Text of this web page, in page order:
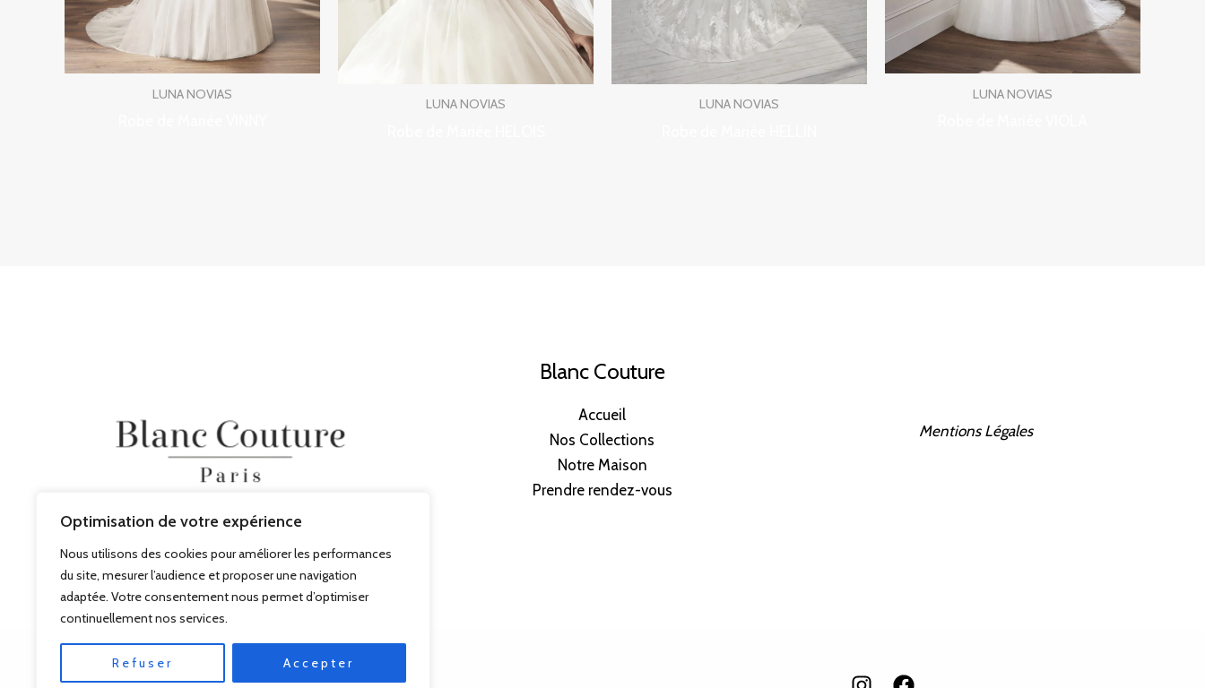
Optimisation de votre expérience
Nous utilisons des cookies pour améliorer les performances
du site, mesurer l’audience et proposer une navigation
adaptée. Votre consentement nous permet d’optimiser
continuellement nos services.
Refuser Accepter
LUNA NOVIAS
LUNA NOVIAS LUNA NOVIAS
LUNA NOVIAS
Blanc Couture
Accueil
Nos Collections
Notre Maison
Prendre rendez-vous
Mentions Légales
© BLANC COUTURE 2026